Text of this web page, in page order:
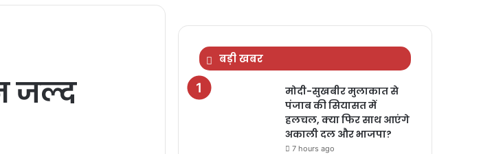
जल्द
बड़ी खबर
मोदी-सुखबीर मुलाकात से
पंजाब की सियासत में
हलचल, क्या फिर साथ आएंगे
अकाली दल और भाजपा?
7 hours ago